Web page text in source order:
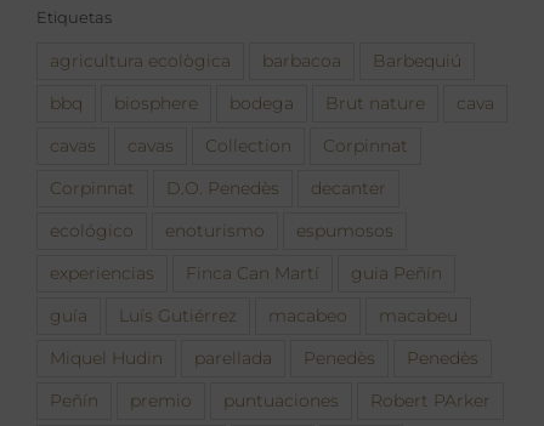
Etiquetas
agricultura ecològica barbacoa Barbequiú
bbq biosphere bodega Brut nature cava
cavas cavas Collection Corpinnat
Corpinnat D.O. Penedès decanter
ecológico enoturismo espumosos
experiencias Finca Can Martí guia Peñín
guía Luís Gutiérrez macabeo macabeu
Miquel Hudin parellada Penedès Penedès
Peñín premio puntuaciones Robert PArker